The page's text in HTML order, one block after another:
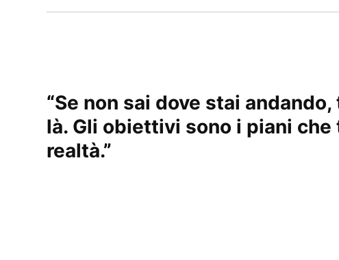
“Se non sai dove stai
là. Gli obiettivi sono i piani
realtà.”